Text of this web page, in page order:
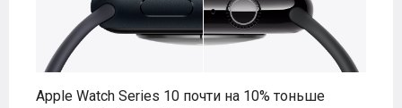
Apple Watch Series 10 почти на 10% тоньше